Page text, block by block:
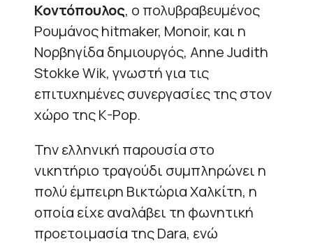
Κοντόπουλος, ο πολυβραβευμένος
Ρουμάνος hitmaker, Monoir, και η
Νορβηγίδα δημιουργός, Anne Judith
Stokke Wik, γνωστή για τις
επιτυχημένες συνεργασίες της στον
χώρο της K-Pop.
Την ελληνική παρουσία στο
νικητήριο τραγούδι συμπληρώνει η
πολύ έμπειρη Βικτώρια Χαλκίτη, η
οποία είχε αναλάβει τη φωνητική
προετοιμασία της Dara, ενώ